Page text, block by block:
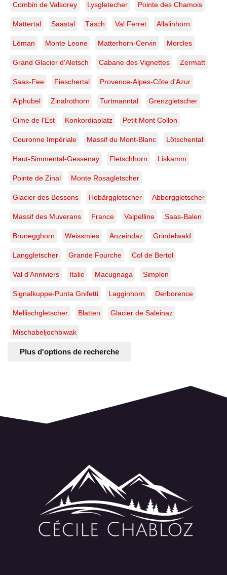
Combin de Valsorey Lysgletecher Pointe des Chamois
Mattertal Saastal Täsch Val Ferret Allalinhorn
Léman Monte Leone Matterhorn-Cervin Morcles
Grand Glacier d'Aletsch Cabane des Vignettes Zermatt
Saas-Fee Fieschertal Provence-Alpes-Côte d'Azur
Alphubel Zinalrothorn Turtmanntal Grenzgletscher
Cime de l'Est Konkordiaplatz Petit Mont Collon
Couronne Impériale Massif du Mont-Blanc Lötschental
Haut-Simmental-Gessenay Fletschhorn Liskamm
Pointe de Zinal Monte Rosagletscher
Glacier des Bossons Hobärggletscher Abberggletscher
Massif des Muverans France Valpelline Saas-Balen
Brunegghorn Weissmies Anzeindaz Grindelwald
Langgletscher Grande Fourche Col de Bertol
Val d'Anniviers Italie Macugnaga Simplon
Signalkuppe-Punta Gnifetti Lagginhorn Derborence
Mellischgletscher Blatten Glacier de Saleinaz
Mischabeljochbiwak
Plus d'options de recherche